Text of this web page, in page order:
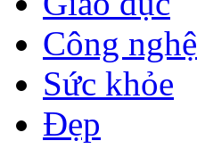
Công nghệ
Sức khỏe
Đẹp